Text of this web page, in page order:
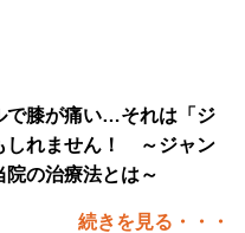
で膝が痛い…それは「ジ
しれません！ ～ジャン
の治療法とは～
続きを見る・・・